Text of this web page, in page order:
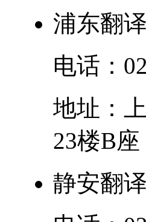
浦东翻
电话：
地址：
23楼B座
静安翻